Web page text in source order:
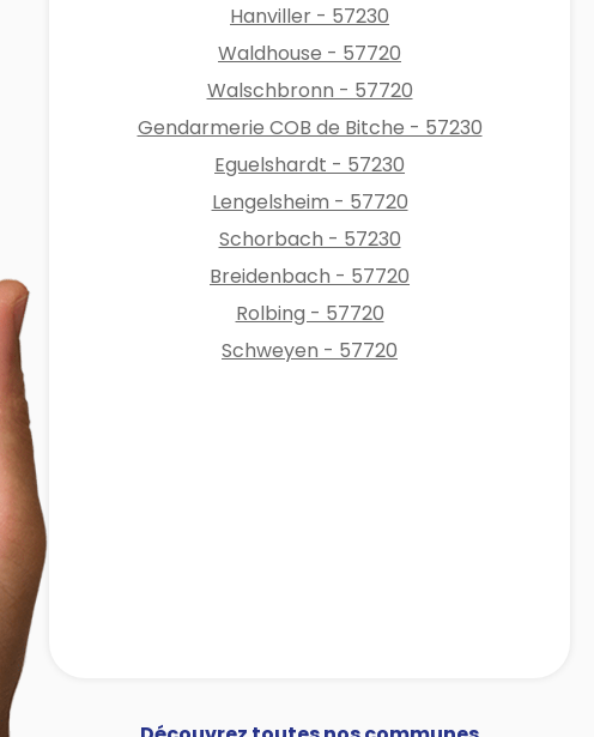
Hanviller - 57230
Waldhouse - 57720
Walschbronn - 57720
Gendarmerie COB de Bitche - 57230
Eguelshardt - 57230
Lengelsheim - 57720
Schorbach - 57230
Breidenbach - 57720
Rolbing - 57720
Schweyen - 57720